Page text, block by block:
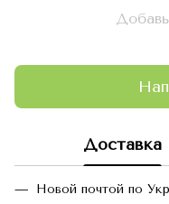
Доставка
Новой почтой по